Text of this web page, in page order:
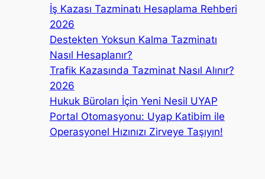
İş Kazası Tazminatı Hesaplama Rehberi
2026
Destekten Yoksun Kalma Tazminatı
Nasıl Hesaplanır?
Trafik Kazasında Tazminat Nasıl Alınır?
2026
Hukuk Büroları İçin Yeni Nesil UYAP
Portal Otomasyonu: Uyap Katibim ile
Operasyonel Hızınızı Zirveye Taşıyın!